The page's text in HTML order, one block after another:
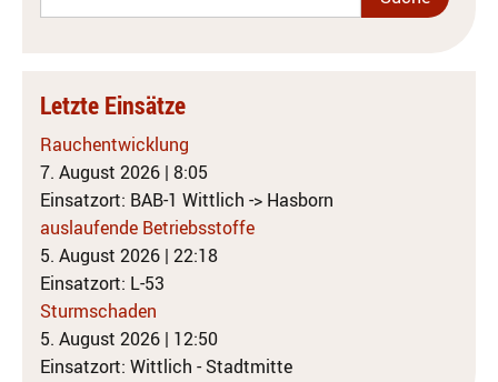
Letzte Einsätze
Rauchentwicklung
7. August 2026 | 8:05
Einsatzort: BAB-1 Wittlich -> Hasborn
auslaufende Betriebsstoffe
5. August 2026 | 22:18
Einsatzort: L-53
Sturmschaden
5. August 2026 | 12:50
Einsatzort: Wittlich - Stadtmitte